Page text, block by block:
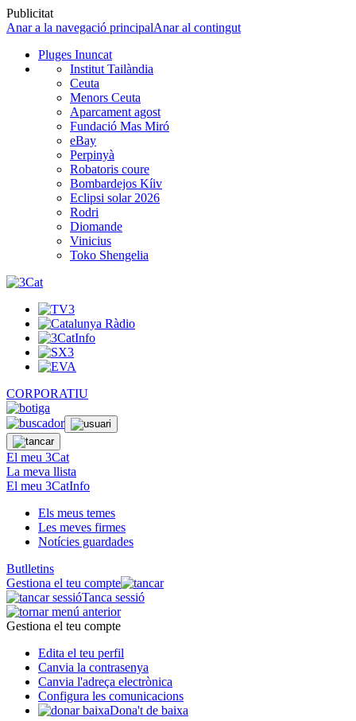
Publicitat
Anar a la navegació principalAnar al contingut
Pluges Inuncat
Institut Tailàndia
Ceuta
Menors Ceuta
Aparcament agost
Fundació Mas Miró
eBay
Perpinyà
Robatoris coure
Bombardejos Kíiv
Eclipsi solar 2026
Rodri
Diomande
Vinicius
Toko Shengelia
CORPORATIU
El meu 3Cat
La meva llista
El meu 3CatInfo
Els meus temes
Les meves firmes
Notícies guardades
Butlletins
Gestiona el teu compte
Tanca sessió
Gestiona el teu compte
Edita el teu perfil
Canvia la contrasenya
Canvia l'adreça electrònica
Configura les comunicacions
Dona't de baixa